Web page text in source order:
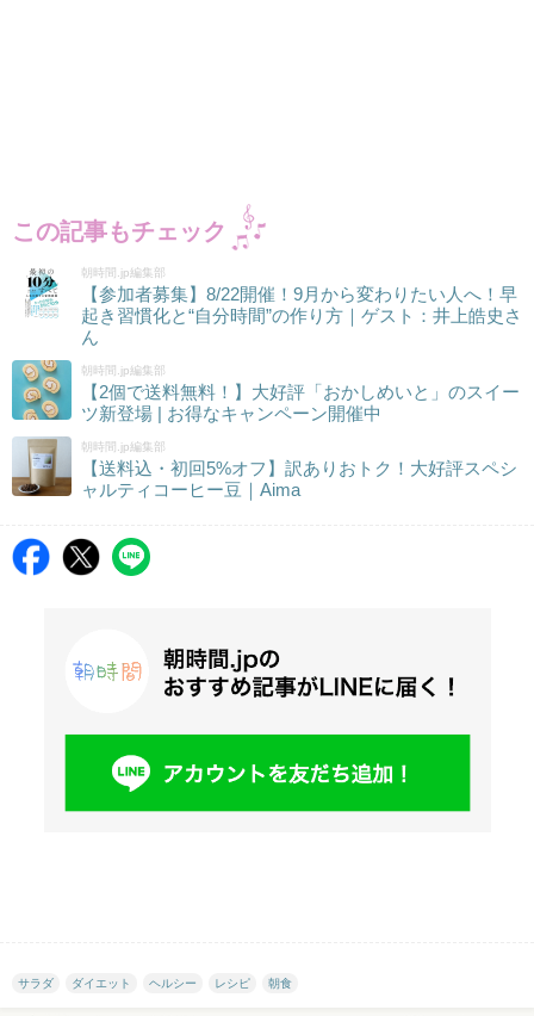
この記事もチェック
朝時間.jp編集部
【参加者募集】8/22開催！9月から変わりたい人へ！早
起き習慣化と“自分時間”の作り方｜ゲスト：井上皓史さ
ん
朝時間.jp編集部
【2個で送料無料！】大好評「おかしめいと」のスイー
ツ新登場 | お得なキャンペーン開催中
朝時間.jp編集部
【送料込・初回5%オフ】訳ありおトク！大好評スペシ
ャルティコーヒー豆｜Aima
サラダ ダイエット ヘルシー レシピ 朝食